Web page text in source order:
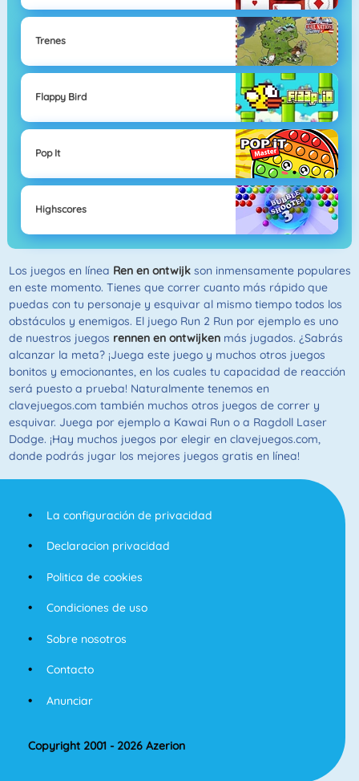
Trenes
Flappy Bird
Pop It
Highscores
Los juegos en línea Ren en ontwijkson inmensamente populares
en este momento. Tienes que correr cuanto más rápido que
puedas con tu personaje y esquivar al mismo tiempo todos los
obstáculos y enemigos. El juego Run 2 Run por ejemplo es uno
de nuestros juegos rennen en ontwijkenmás jugados. ¿Sabrás
alcanzar la meta? ¡Juega este juego y muchos otros juegos
bonitos y emocionantes, en los cuales tu capacidad de reacción
será puesto a prueba! Naturalmente tenemos en
clavejuegos.com también muchos otros juegos de correr y
esquivar. Juega por ejemplo a Kawai Run o a Ragdoll Laser
Dodge. ¡Hay muchos juegos por elegir en clavejuegos.com,
donde podrás jugar los mejores juegos gratis en línea!
La configuración de privacidad
Declaracion privacidad
Politica de cookies
Condiciones de uso
Sobre nosotros
Contacto
Anunciar
Copyright 2001 - 2026 Azerion